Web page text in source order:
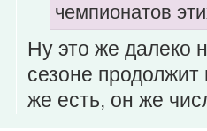
чемпионатов
Ну это же далеко
сезоне продолжит
же есть, он же